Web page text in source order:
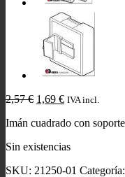
2,57€ El
original
2,57 €.
1,69 €El
actual
1,69 €.
IVA incl.
Imán cuadrado con
Sin existencias
SKU: 21250-01 Categoría: